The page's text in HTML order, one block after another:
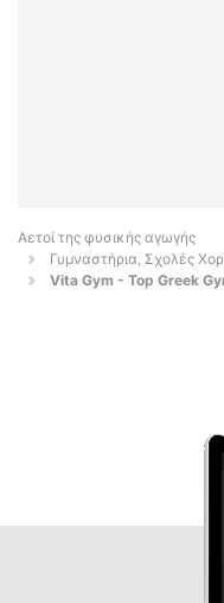
Αετοί της φυσικής αγωγής
Γυμναστήρια, Σχολές
Vita Gym - Top Greek